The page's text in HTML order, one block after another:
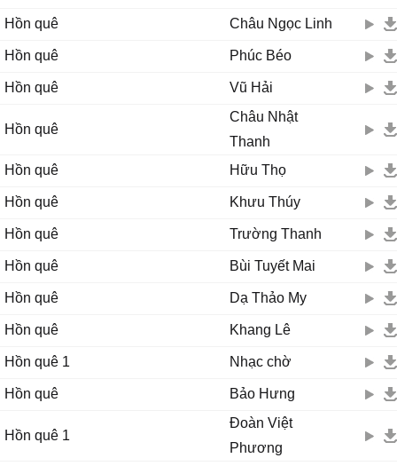
Hồn quê Châu Ngọc Linh
Hồn quê Phúc Béo
Hồn quê Vũ Hải
Hồn quê
Châu Nhật
Thanh
Hồn quê
Hữu Thọ
Hồn quê Khưu Thúy
Hồn quê Trường Thanh
Hồn quê Bùi Tuyết Mai
Hồn quê Dạ Thảo My
Hồn quê Khang Lê
Hồn quê 1 Nhạc chờ
Hồn quê Bảo Hưng
Hồn quê 1
Đoàn Việt
Phương